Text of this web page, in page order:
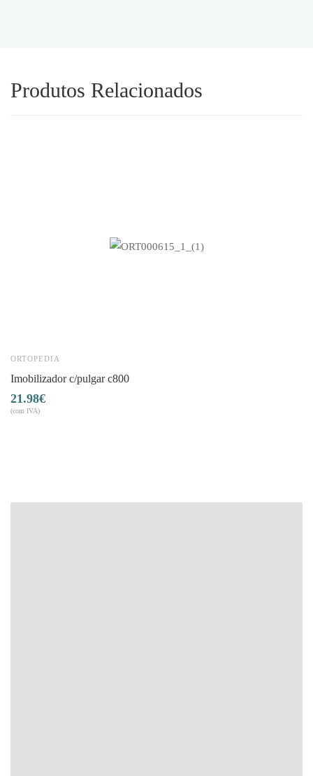
Produtos Relacionados
ORTOPEDIA
imobilizador c/pulgar c800
21.98€
(com IVA)